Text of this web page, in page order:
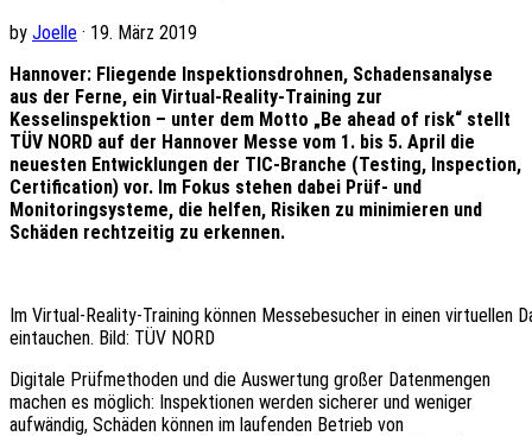
by Joelle · 19. März 2019
Hannover: Fliegende Inspektionsdrohnen, Schadensanalyse
aus der Ferne, ein Virtual-Reality-Training zur
Kesselinspektion – unter dem Motto „Be ahead of risk“ stellt
TÜV NORD auf der Hannover Messe vom 1. bis 5. April die
neuesten Entwicklungen der TIC-Branche (Testing, Inspection,
Certification) vor. Im Fokus stehen dabei Prüf- und
Monitoringsysteme, die helfen, Risiken zu minimieren und
Schäden rechtzeitig zu erkennen.
Im Virtual-Reality-Training können Messebesucher in einen virtuellen
eintauchen. Bild: TÜV NORD
Digitale Prüfmethoden und die Auswertung großer Datenmengen
machen es möglich: Inspektionen werden sicherer und weniger
aufwändig, Schäden können im laufenden Betrieb von